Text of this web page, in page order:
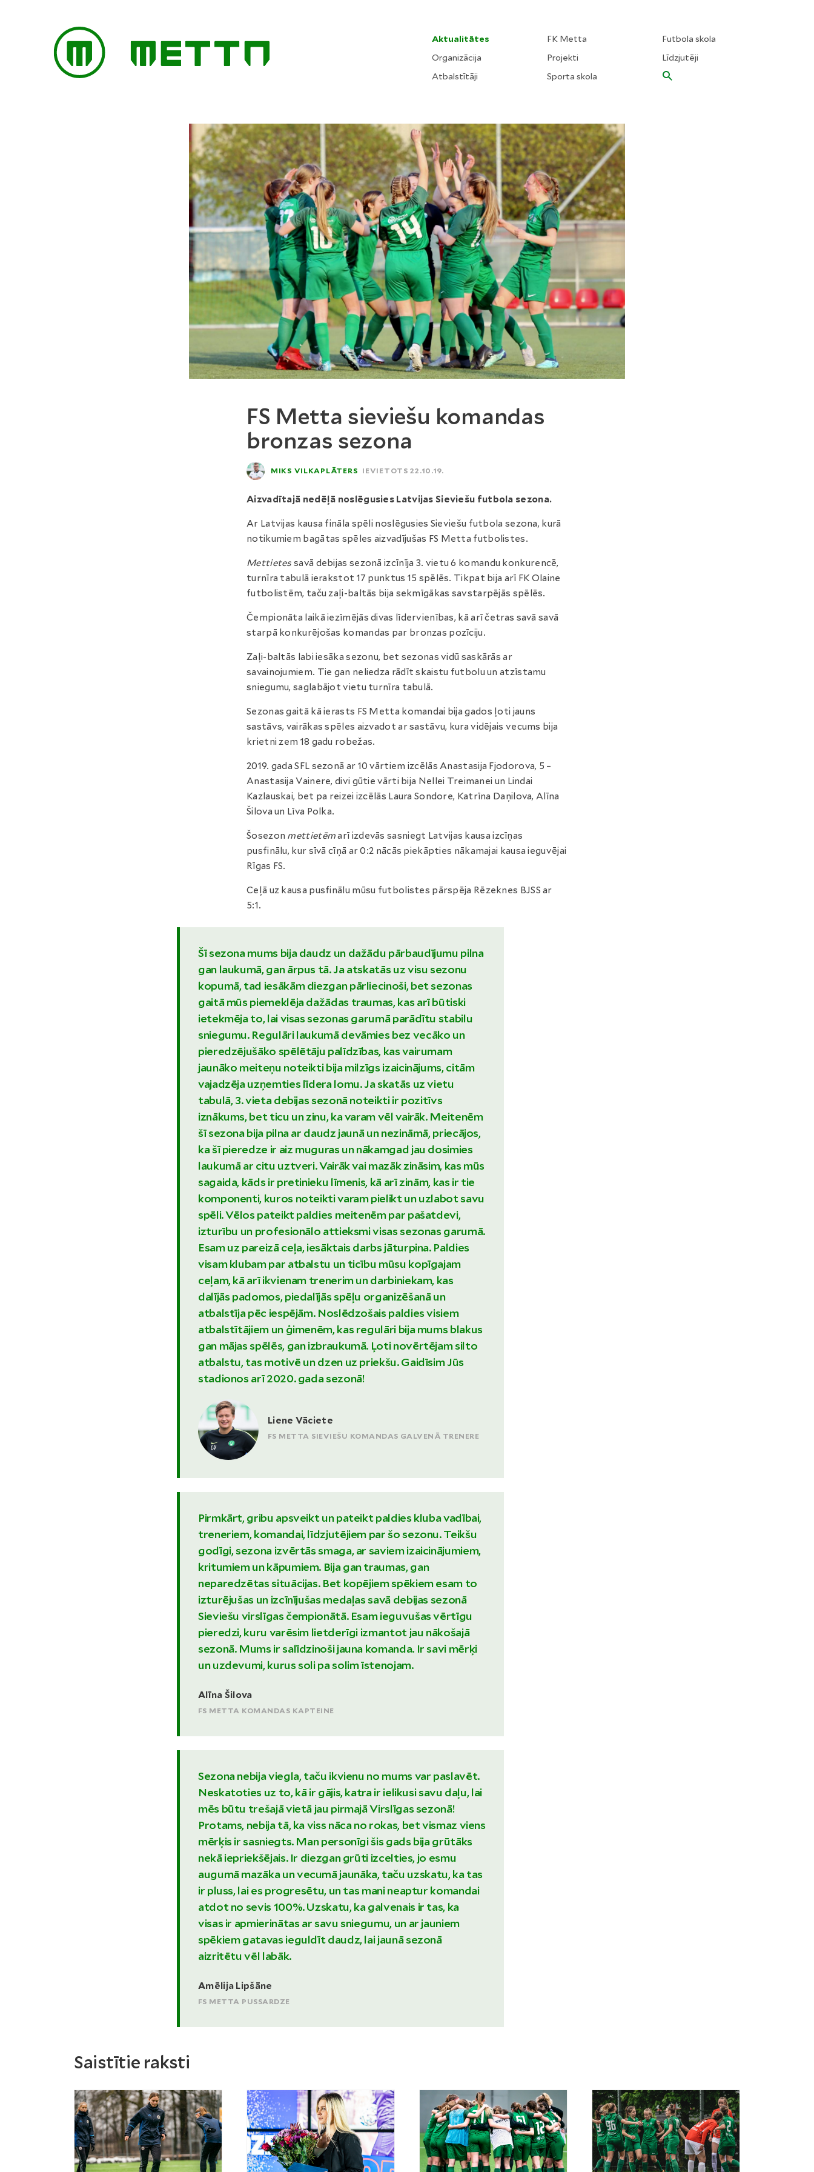
Aktualitātes
Organizācija
Atbalstītāji
FK Metta
Projekti
Sporta skola
Futbola skola
Līdzjutēji
FS Metta sieviešu komandas
bronzas sezona
MIKS VILKAPLĀTERS IEVIETOTS 22.10.19.
Aizvadītajā nedēļā noslēgusies Latvijas Sieviešu futbola sezona.
Ar Latvijas kausa fināla spēli noslēgusies Sieviešu futbola sezona, kurā
notikumiem bagātas spēles aizvadījušas FS Metta futbolistes.
Mettietes savā debijas sezonā izcīnīja 3. vietu 6 komandu konkurencē,
turnīra tabulā ierakstot 17 punktus 15 spēlēs. Tikpat bija arī FK Olaine
futbolistēm, taču zaļi-baltās bija sekmīgākas savstarpējās spēlēs.
Čempionāta laikā iezīmējās divas līdervienības, kā arī četras savā savā
starpā konkurējošas komandas par bronzas pozīciju.
Zaļi-baltās labi iesāka sezonu, bet sezonas vidū saskārās ar
savainojumiem. Tie gan neliedza rādīt skaistu futbolu un atzīstamu
sniegumu, saglabājot vietu turnīra tabulā.
Sezonas gaitā kā ierasts FS Metta komandai bija gados ļoti jauns
sastāvs, vairākas spēles aizvadot ar sastāvu, kura vidējais vecums bija
krietni zem 18 gadu robežas.
2019. gada SFL sezonā ar 10 vārtiem izcēlās Anastasija Fjodorova, 5 –
Anastasija Vainere, divi gūtie vārti bija Nellei Treimanei un Lindai
Kazlauskai, bet pa reizei izcēlās Laura Sondore, Katrīna Daņilova, Alīna
Šilova un Līva Polka.
Šosezon mettietēmarī izdevās sasniegt Latvijas kausa izcīņas
pusfinālu, kur sīvā cīņā ar 0:2 nācās piekāpties nākamajai kausa ieguvējai
Rīgas FS.
Ceļā uz kausa pusfinālu mūsu futbolistes pārspēja Rēzeknes BJSS ar
5:1.
Šī sezona mums bija daudz un dažādu pārbaudījumu pilna
gan laukumā, gan ārpus tā. Ja atskatās uz visu sezonu
kopumā, tad iesākām diezgan pārliecinoši, bet sezonas
gaitā mūs piemeklēja dažādas traumas, kas arī būtiski
ietekmēja to, lai visas sezonas garumā parādītu stabilu
sniegumu. Regulāri laukumā devāmies bez vecāko un
pieredzējušāko spēlētāju palīdzības, kas vairumam
jaunāko meiteņu noteikti bija milzīgs izaicinājums, citām
vajadzēja uzņemties līdera lomu. Ja skatās uz vietu
tabulā, 3. vieta debijas sezonā noteikti ir pozitīvs
iznākums, bet ticu un zinu, ka varam vēl vairāk. Meitenēm
šī sezona bija pilna ar daudz jaunā un nezināmā, priecājos,
ka šī pieredze ir aiz muguras un nākamgad jau dosimies
laukumā ar citu uztveri. Vairāk vai mazāk zināsim, kas mūs
sagaida, kāds ir pretinieku līmenis, kā arī zinām, kas ir tie
komponenti, kuros noteikti varam pielikt un uzlabot savu
spēli. Vēlos pateikt paldies meitenēm par pašatdevi,
izturību un profesionālo attieksmi visas sezonas garumā.
Esam uz pareizā ceļa, iesāktais darbs jāturpina. Paldies
visam klubam par atbalstu un ticību mūsu kopīgajam
ceļam, kā arī ikvienam trenerim un darbiniekam, kas
dalījās padomos, piedalījās spēļu organizēšanā un
atbalstīja pēc iespējām. Noslēdzošais paldies visiem
atbalstītājiem un ģimenēm, kas regulāri bija mums blakus
gan mājas spēlēs, gan izbraukumā. Ļoti novērtējam silto
atbalstu, tas motivē un dzen uz priekšu. Gaidīsim Jūs
stadionos arī 2020. gada sezonā!
Liene Vāciete
FS METTA SIEVIEŠU KOMANDAS GALVENĀ TRENERE
Pirmkārt, gribu apsveikt un pateikt paldies kluba vadībai,
treneriem, komandai, līdzjutējiem par šo sezonu. Teikšu
godīgi, sezona izvērtās smaga, ar saviem izaicinājumiem,
kritumiem un kāpumiem. Bija gan traumas, gan
neparedzētas situācijas. Bet kopējiem spēkiem esam to
izturējušas un izcīnījušas medaļas savā debijas sezonā
Sieviešu virslīgas čempionātā. Esam ieguvušas vērtīgu
pieredzi, kuru varēsim lietderīgi izmantot jau nākošajā
sezonā. Mums ir salīdzinoši jauna komanda. Ir savi mērķi
un uzdevumi, kurus soli pa solim īstenojam.
Alīna Šilova
FS METTA KOMANDAS KAPTEINE
Sezona nebija viegla, taču ikvienu no mums var paslavēt.
Neskatoties uz to, kā ir gājis, katra ir ielikusi savu daļu, lai
mēs būtu trešajā vietā jau pirmajā Virslīgas sezonā!
Protams, nebija tā, ka viss nāca no rokas, bet vismaz viens
mērķis ir sasniegts. Man personīgi šis gads bija grūtāks
nekā iepriekšējais. Ir diezgan grūti izcelties, jo esmu
augumā mazāka un vecumā jaunāka, taču uzskatu, ka tas
ir pluss, lai es progresētu, un tas mani neaptur komandai
atdot no sevis 100%. Uzskatu, ka galvenais ir tas, ka
visas ir apmierinātas ar savu sniegumu, un ar jauniem
spēkiem gatavas ieguldīt daudz, lai jaunā sezonā
aizritētu vēl labāk.
Amēlija Lipšāne
FS METTA PUSSARDZE
Saistītie raksti